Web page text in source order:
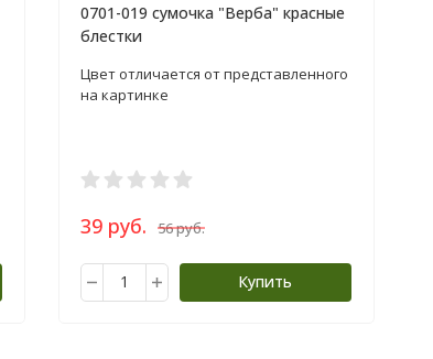
0701-019 сумочка "Верба" красные
блестки
Цвет отличается от представленного
на картинке
39 руб. 56 руб.
Купить